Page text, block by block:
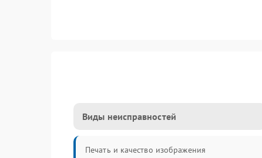
Виды неисправностей
Печать и качество изображения